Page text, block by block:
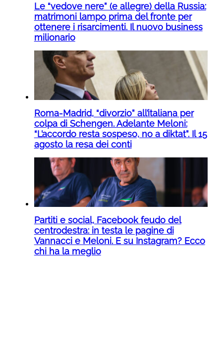
Le “vedove nere” (e allegre) della Russia:
matrimoni lampo prima del fronte per
ottenere i risarcimenti. Il nuovo business
milionario
Roma-Madrid, “divorzio” all’italiana per
colpa di Schengen. Adelante Meloni:
“L’accordo resta sospeso, no a diktat”. Il 15
agosto la resa dei conti
Partiti e social, Facebook feudo del
centrodestra: in testa le pagine di
Vannacci e Meloni. E su Instagram? Ecco
chi ha la meglio